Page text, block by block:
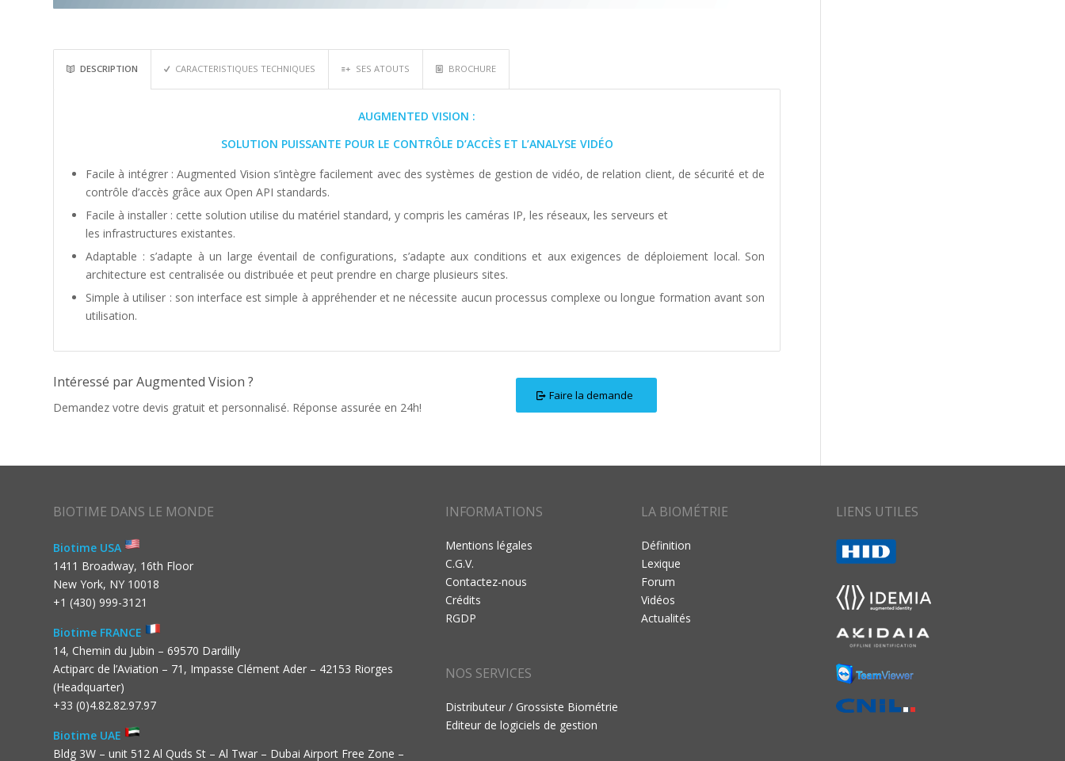
DESCRIPTION CARACTERISTIQUES TECHNIQUES SES ATOUTS BROCHURE
AUGMENTED VISION :
SOLUTION PUISSANTE POUR LE CONTRÔLE D’ACCÈS ET L’ANALYSE VIDÉO
Facile à intégrer : Augmented Vision s’intègre facilement avec des systèmes de gestion de vidéo, de relation client, de sécurité et de
contrôle d’accès grâce aux Open API standards.
Facile à installer : cette solution utilise du matériel standard, y compris les caméras IP, les réseaux, les serveurs et
les infrastructures existantes.
Adaptable : s’adapte à un large éventail de configurations, s’adapte aux conditions et aux exigences de déploiement local. Son
architecture est centralisée ou distribuée et peut prendre en charge plusieurs sites.
Simple à utiliser : son interface est simple à appréhender et ne nécessite aucun processus complexe ou longue formation avant son
utilisation.
Intéressé par Augmented Vision ?
Demandez votre devis gratuit et personnalisé. Réponse assurée en 24h!
Faire la demande
BIOTIME DANS LE MONDE
Biotime USA
1411 Broadway, 16th Floor
New York, NY 10018
+1 (430) 999-3121
Biotime FRANCE
14, Chemin du Jubin – 69570 Dardilly
Actiparc de l’Aviation – 71, Impasse Clément Ader – 42153 Riorges
(Headquarter)
+33 (0)4.82.82.97.97
Biotime UAE
Bldg 3W – unit 512 Al Quds St – Al Twar – Dubai Airport Free Zone –
INFORMATIONS
Mentions légales
C.G.V.
Contactez-nous
Crédits
RGDP
NOS SERVICES
Distributeur / Grossiste Biométrie
Editeur de logiciels de gestion
LA BIOMÉTRIE
Définition
Lexique
Forum
Vidéos
Actualités
LIENS UTILES